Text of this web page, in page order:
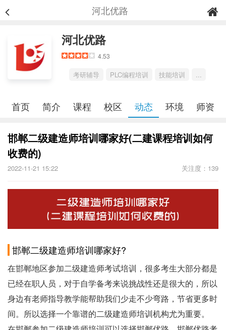
河北优路
河北优路
4.53
考研辅导 PLC编程培训 技能培训 ...
首页 简介 课程 校区 动态 环境 师资
邯郸二级建造师培训哪家好(二建课程培训如何
收费的)
2022-11-21 15:22 关注度：139
邯郸二级建造师培训哪家好?
在邯郸地区参加二级建造师考试培训，很多考生大部分都是
已经在职人员，对于自学备考来说挑战性还是很大的，所以
身边有老师指导教学能帮助我们少走不少弯路，节省更多时
间。所以选择一个靠谱的二级建造师培训机构尤为重要。